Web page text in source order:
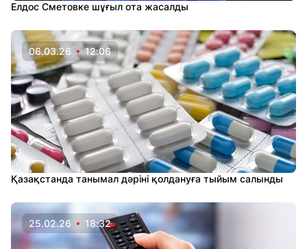
Елдос Сметовке шұғыл ота жасалды
06.03.26 12:06
Қазақстанда танымал дәріні қолдануға тыйым салынды
25.02.26 18:32